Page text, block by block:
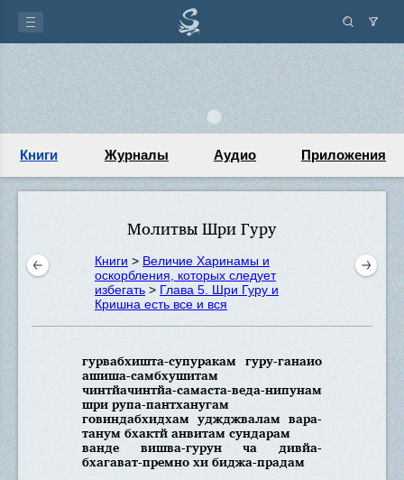
Книги Журналы Аудио Приложения
Молитвы Шри Гуру
Книги > Величие Харинамы и
оскорбления, которых следует
избегать > Глава 5. Шри Гуру и
Кришна есть все и вся
гурвабхишта-супуракам гуру-ганаио
ашиша-самбхушитам
чинтйачинтйа-самаста-веда-нипунам
шри рупа-пантханугам
говиндабхидхам уджджвалам вара-
танум бхактй анвитам сундарам
ванде вишва-гурун ча дивйа-
бхагават-премно хи биджа-прадам